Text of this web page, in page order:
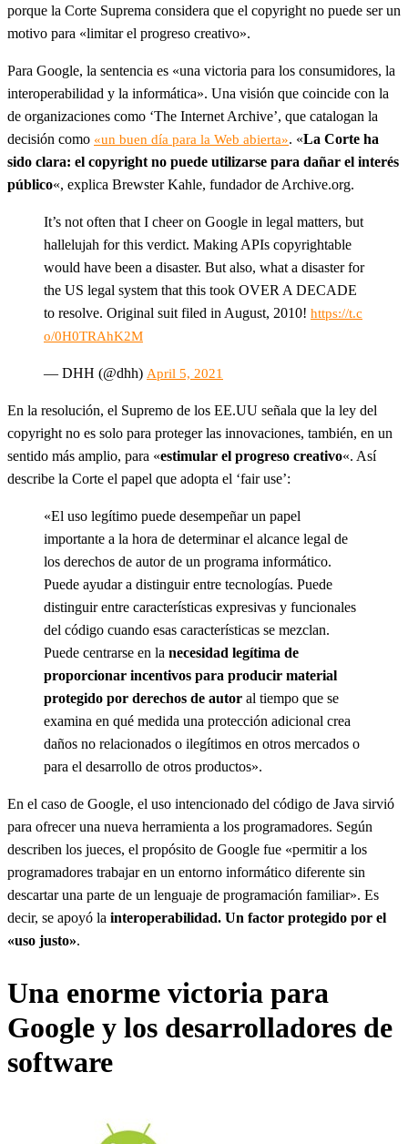
porque la Corte Suprema considera que el copyright no puede ser un
motivo para «limitar el progreso creativo».
Para Google, la sentencia es «una victoria para los consumidores, la
interoperabilidad y la informática». Una visión que coincide con la
de organizaciones como ‘The Internet Archive’, que catalogan la
decisión como «un buen día para la Web abierta». «La Corte ha
sido clara: el copyright no puede utilizarse para dañar el interés
público«, explica Brewster Kahle, fundador de Archive.org.
It’s not often that I cheer on Google in legal matters, but
hallelujah for this verdict. Making APIs copyrightable
would have been a disaster. But also, what a disaster for
the US legal system that this took OVER A DECADE
to resolve. Original suit filed in August, 2010! https://t.c
o/0H0TRAhK2M
— DHH (@dhh) April 5, 2021
En la resolución, el Supremo de los EE.UU señala que la ley del
copyright no es solo para proteger las innovaciones, también, en un
sentido más amplio, para «estimular el progreso creativo«. Así
describe la Corte el papel que adopta el ‘fair use’:
«El uso legítimo puede desempeñar un papel
importante a la hora de determinar el alcance legal de
los derechos de autor de un programa informático.
Puede ayudar a distinguir entre tecnologías. Puede
distinguir entre características expresivas y funcionales
del código cuando esas características se mezclan.
Puede centrarse en la necesidad legítima de
proporcionar incentivos para producir material
protegido por derechos de autor al tiempo que se
examina en qué medida una protección adicional crea
daños no relacionados o ilegítimos en otros mercados o
para el desarrollo de otros productos».
En el caso de Google, el uso intencionado del código de Java sirvió
para ofrecer una nueva herramienta a los programadores. Según
describen los jueces, el propósito de Google fue «permitir a los
programadores trabajar en un entorno informático diferente sin
descartar una parte de un lenguaje de programación familiar». Es
decir, se apoyó la interoperabilidad. Un factor protegido por el
«uso justo».
Una enorme victoria para
Google y los desarrolladores de
software